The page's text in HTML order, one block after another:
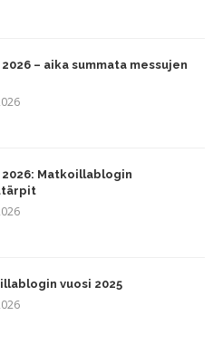
– aika summata messujen
2026: Matkoillablogin
vuosi 2025